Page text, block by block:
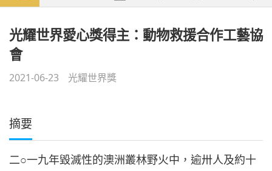
光耀世界愛心獎得主：動物救援合作工藝協
會
2021-06-23 光耀世界獎
摘要
二○一九年毀滅性的澳洲叢林野火中，逾卅人及約十